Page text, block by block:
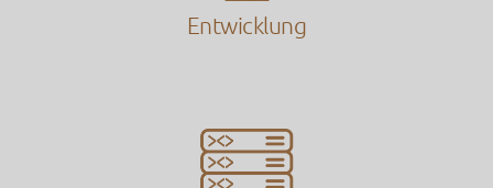
Entwicklung